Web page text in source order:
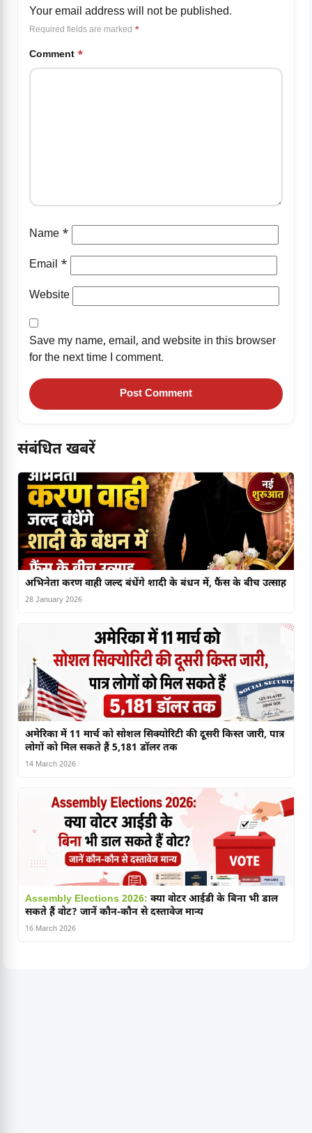
Your email address will not be published.
Required fields are marked *
Comment *
Name *
Email *
Website
Save my name, email, and website in this browser
for the next time I comment.
संबंधित खबरें
अभिनेता करण वाही जल्द बंधेंगे शादी के बंधन में, फैंस के बीच उत्साह
28 January 2026
अमेरिका में 11 मार्च को सोशल सिक्योरिटी की दूसरी किस्त जारी, पात्र
लोगों को मिल सकते हैं 5,181 डॉलर तक
14 March 2026
Assembly Elections 2026: क्या वोटर आईडी के बिना भी डाल
सकते हैं वोट? जानें कौन-कौन से दस्तावेज मान्य
16 March 2026